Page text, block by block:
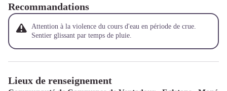
Recommandations
Attention à la violence du cours d'eau en période de crue.
Sentier glissant par temps de pluie.
Lieux de renseignement